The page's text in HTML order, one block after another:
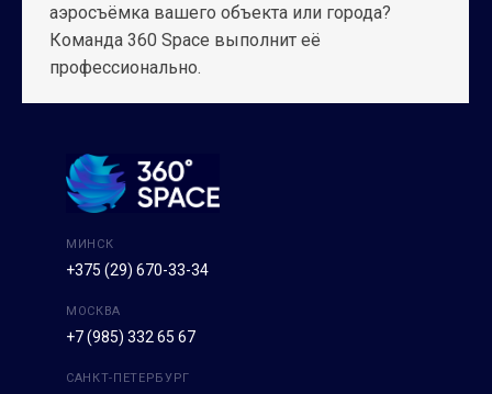
аэросъёмка вашего объекта или города?
Команда 360 Space выполнит её
профессионально.
МИНСК
+375 (29) 670-33-34
МОСКВА
+7 (985) 332 65 67
САНКТ-ПЕТЕРБУРГ